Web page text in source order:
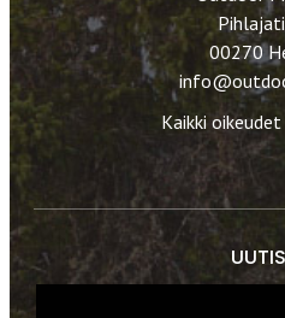
00270
Kaikki